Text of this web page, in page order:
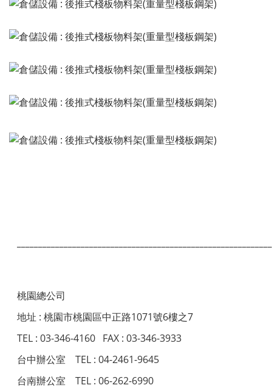
桃園總公司
地址 : 桃園市桃園區中正路1071號6樓之7
TEL : 03-346-4160 FAX : 03-346-3933
台中辦公室 TEL : 04-2461-9645
台南辦公室 TEL : 06-262-6990